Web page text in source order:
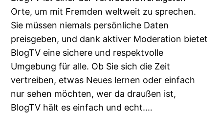
Orte, um mit Fremden weltweit zu sprechen.
Sie müssen niemals persönliche Daten
preisgeben, und dank aktiver Moderation bietet
BlogTV eine sichere und respektvolle
Umgebung für alle. Ob Sie sich die Zeit
vertreiben, etwas Neues lernen oder einfach
nur sehen möchten, wer da draußen ist,
BlogTV hält es einfach und echt.…